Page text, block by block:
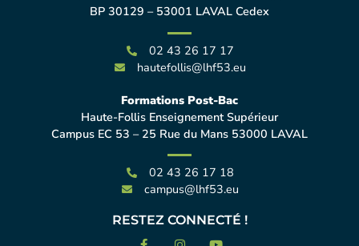
BP 30129 – 53001 LAVAL Cedex
02 43 26 17 17
hautefollis@lhf53.eu
Formations Post-Bac
Haute-Follis Enseignement Supérieur
Campus EC 53 – 25 Rue du Mans 53000 LAVAL
02 43 26 17 18
campus@lhf53.eu
RESTEZ CONNECTÉ !